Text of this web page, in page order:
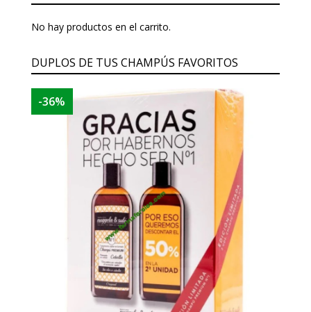
No hay productos en el carrito.
DUPLOS DE TUS CHAMPÚS FAVORITOS
-36%